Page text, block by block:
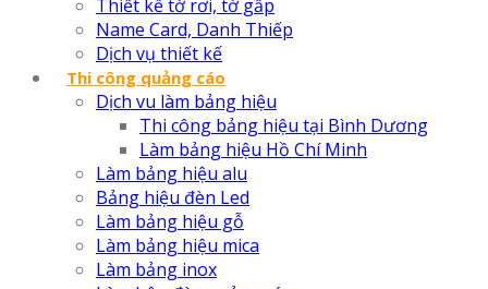
Thiết kế tờ rơi, tờ gấp
Name Card, Danh Thiếp
Dịch vụ thiết kế
Thi công quảng cáo
Dịch vu làm bảng hiệu
Thi công bảng hiệu tại Bình Dương
Làm bảng hiệu Hồ Chí Minh
Làm bảng hiệu alu
Bảng hiệu đèn Led
Làm bảng hiệu gỗ
Làm bảng hiệu mica
Làm bảng inox